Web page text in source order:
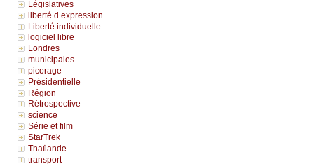
Législatives
liberté d expression
Liberté individuelle
logiciel libre
Londres
municipales
picorage
Présidentielle
Région
Rétrospective
science
Série et film
StarTrek
Thaïlande
transport